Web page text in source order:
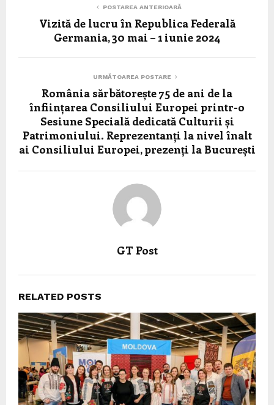
POSTAREA ANTERIOARĂ
Vizită de lucru în Republica Federală
Germania, 30 mai – 1 iunie 2024
URMĂTOAREA POSTARE
România sărbătorește 75 de ani de la
înființarea Consiliului Europei printr-o
Sesiune Specială dedicată Culturii și
Patrimoniului. Reprezentanți la nivel înalt
ai Consiliului Europei, prezenți la București
GT Post
RELATED POSTS